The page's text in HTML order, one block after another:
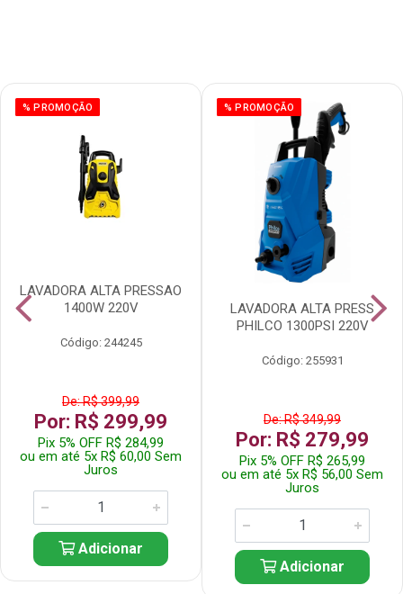
% PROMOÇÃO
LAVADORA ALTA PRESSAO
1400W 220V
Código: 244245
De: R$ 399,99
Por: R$ 299,99
Pix 5% OFF R$ 284,99
ou em até 5x R$ 60,00 Sem
Juros
Adicionar
% PROMOÇÃO
LAVADORA ALTA PRESS
PHILCO 1300PSI 220V
Código: 255931
De: R$ 349,99
Por: R$ 279,99
Pix 5% OFF R$ 265,99
ou em até 5x R$ 56,00 Sem
Juros
Adicionar